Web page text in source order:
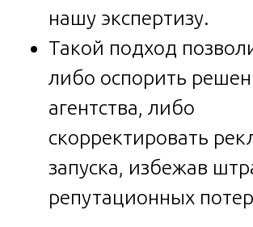
нашу экспертизу.
Такой подход
либо оспорить
агентства, либо
скорректировать
запуска, избежав
репутационных